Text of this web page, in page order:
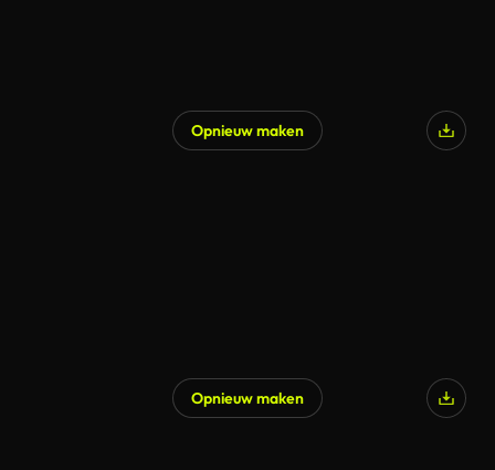
Opnieuw maken
Opnieuw maken